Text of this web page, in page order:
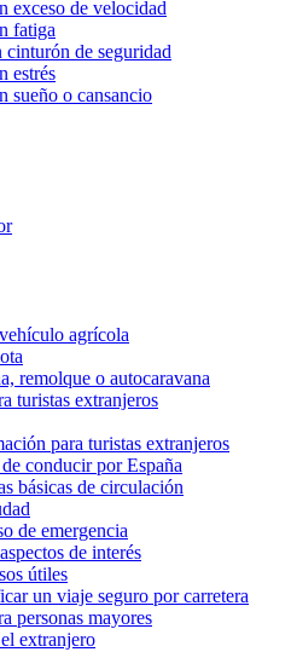
exceso de velocidad
fatiga
de seguridad
estrés
sueño o cansancio
agrícola
remolque o autocaravana
turistas extranjeros
para turistas extranjeros
conducir por España
básicas de circulación
de emergencia
de interés
útiles
un viaje seguro por carretera
personas mayores
extranjero